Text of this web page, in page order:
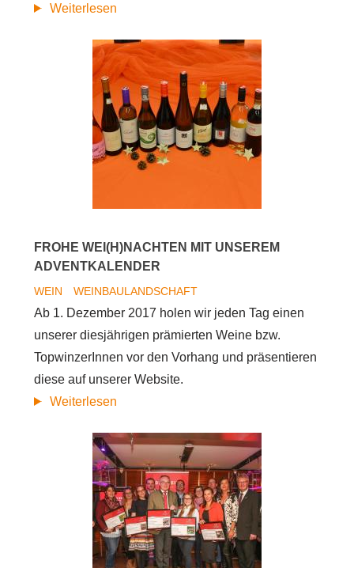
Weiterlesen
Traubensaft
2017:
Auszeichnung
für
die
besten,
Traubensäfte
dem
Biosphärenpark
Wienerwald
FROHE WEI(H)NACHTEN MIT UNSEREM
ADVENTKALENDER
WEIN WEINBAULANDSCHAFT
Ab 1. Dezember 2017 holen wir jeden Tag einen
unserer diesjährigen prämierten Weine bzw.
TopwinzerInnen vor den Vorhang und präsentieren
diese auf unserer Website.
Weiterlesen
mit
unserem
Adventkalender